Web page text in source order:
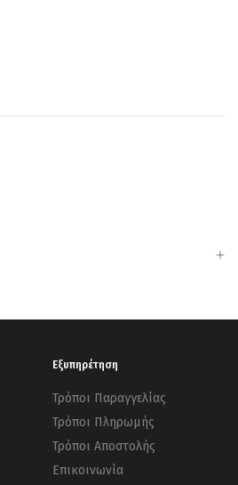
Εξυπηρέτηση
Τρόποι Παραγγελίας
Τρόποι Πληρωμής
Τρόποι Αποστολής
Επικοινωνία